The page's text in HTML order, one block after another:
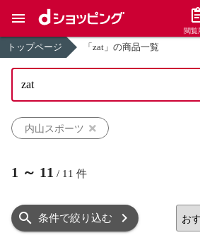
閲覧
トップページ 「zat」の商品一覧
内山スポーツ
1 ～ 11 / 11 件
条件で絞り込む